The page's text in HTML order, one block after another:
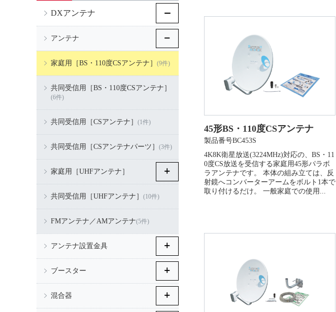
DXアンテナ
アンテナ
家庭用［BS・110度CSアンテナ］ (9件)
共同受信用［BS・110度CSアンテナ］
(6件)
共同受信用［CSアンテナ］ (1件)
共同受信用［CSアンテナパーツ］ (3件)
家庭用［UHFアンテナ］
共同受信用［UHFアンテナ］ (10件)
FMアンテナ／AMアンテナ(5件)
アンテナ設置金具
ブースター
混合器
45形BS・110度CSアンテナ
製品番号BC453S
4K8K衛星放送(3224MHz)対応の、BS・11
0度CS放送を受信する家庭用45形パラボ
ラアンテナです。 本体の組み立ては、反
射鏡へコンバーターアームをボルト1本で
取り付けるだけ。 一般家庭での使用...